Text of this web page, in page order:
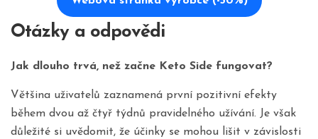
Otázky a odpovědi
Jak dlouho trvá, než začne Keto Side fungovat?
Většina uživatelů zaznamená první pozitivní efekty
během dvou až čtyř týdnů pravidelného užívání. Je však
důležité si uvědomit, že účinky se mohou lišit v závislosti